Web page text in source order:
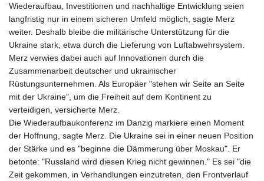
Wiederaufbau, Investitionen und nachhaltige Entwicklung seien
langfristig nur in einem sicheren Umfeld möglich, sagte Merz
weiter. Deshalb bleibe die militärische Unterstützung für die
Ukraine stark, etwa durch die Lieferung von Luftabwehrsystem.
Merz verwies dabei auch auf Innovationen durch die
Zusammenarbeit deutscher und ukrainischer
Rüstungsunternehmen. Als Europäer "stehen wir Seite an Seite
mit der Ukraine", um die Freiheit auf dem Kontinent zu
verteidigen, versicherte Merz.
Die Wiederaufbaukonferenz im Danzig markiere einen Moment
der Hoffnung, sagte Merz. Die Ukraine sei in einer neuen Position
der Stärke und es "beginne die Dämmerung über Moskau". Er
betonte: "Russland wird diesen Krieg nicht gewinnen." Es sei "die
Zeit gekommen, in Verhandlungen einzutreten, den Frontverlauf